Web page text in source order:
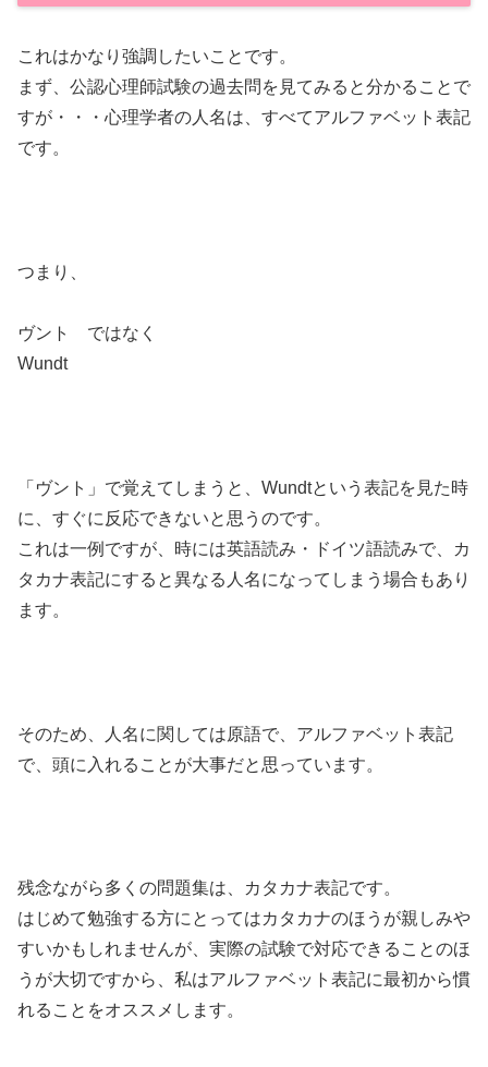
これはかなり強調したいことです。
まず、公認心理師試験の過去問を見てみると分かることで
すが・・・心理学者の人名は、すべてアルファベット表記
です。
つまり、
ヴント ではなく
Wundt
「ヴント」で覚えてしまうと、Wundtという表記を見た時
に、すぐに反応できないと思うのです。
これは一例ですが、時には英語読み・ドイツ語読みで、カ
タカナ表記にすると異なる人名になってしまう場合もあり
ます。
そのため、人名に関しては原語で、アルファベット表記
で、頭に入れることが大事だと思っています。
残念ながら多くの問題集は、カタカナ表記です。
はじめて勉強する方にとってはカタカナのほうが親しみや
すいかもしれませんが、実際の試験で対応できることのほ
うが大切ですから、私はアルファベット表記に最初から慣
れることをオススメします。